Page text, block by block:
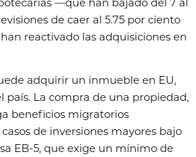
—que han bajado del 7 al
de caer al 5.75 por ciento
reactivado las adquisiciones en
adquirir un inmueble en EU,
país. La compra de una propiedad,
beneficios migratorios
de inversiones mayores bajo
EB-5, que exige un mínimo de